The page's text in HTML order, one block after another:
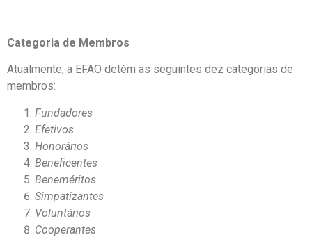
Categoria de Membros
Atualmente, a EFAO detém as seguintes dez categorias de
membros:
Fundadores
Efetivos
Honorários
Beneficentes
Beneméritos
Simpatizantes
Voluntários
Cooperantes